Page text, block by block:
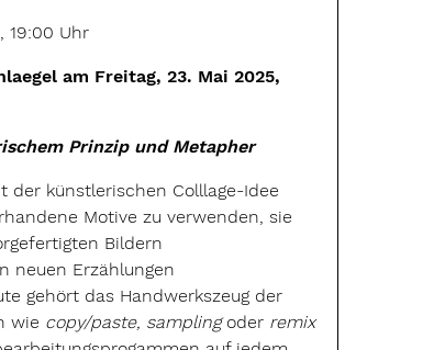
19:00 Uhr
am Freitag, 23. Mai 2025,
Prinzip und Metapher
der künstlerischen Colllage-Idee
Motive zu verwenden, sie
Bildern
neuen Erzählungen
gehört das Handwerkszeug der
wie copy/paste, samplingoder remix